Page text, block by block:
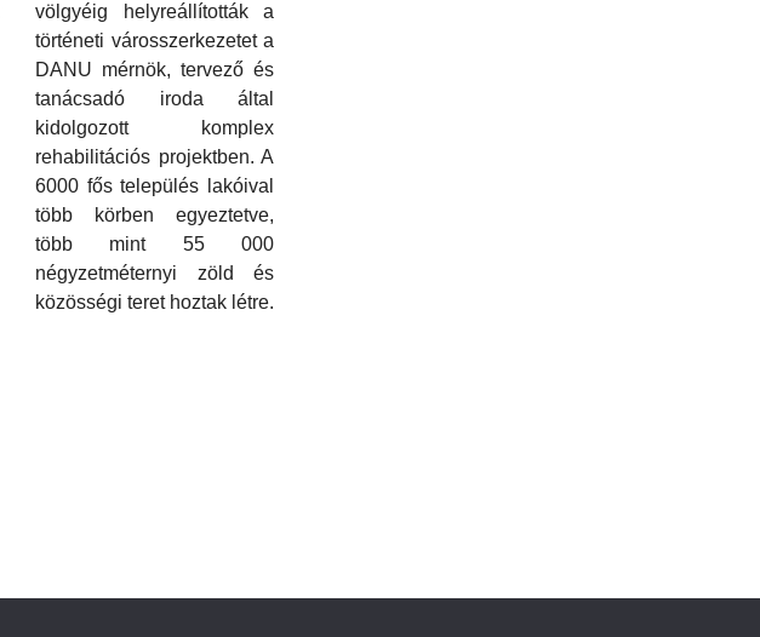
völgyéig helyreállították a
történeti városszerkezetet a
DANU mérnök, tervező és
tanácsadó iroda által
kidolgozott komplex
rehabilitációs projektben. A
6000 fős település lakóival
több körben egyeztetve,
több mint 55 000
négyzetméternyi zöld és
közösségi teret hoztak létre.